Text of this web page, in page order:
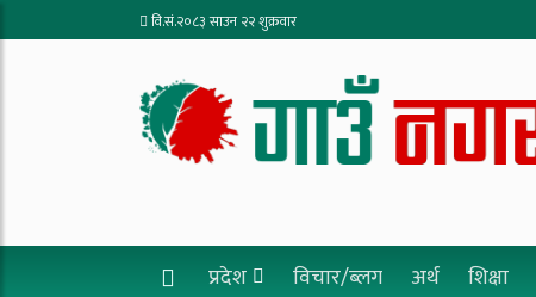
वि.सं.२०८३ साउन २२ शुक्रवार
प्रदेश विचार/ब्लग अर्थ शिक्षा